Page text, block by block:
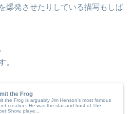
爆発させたりしている描写もしば
。
the Frog
the Frog is arguably Jim Henson's most famous
creation. He was the star and host of The
Show, playe...